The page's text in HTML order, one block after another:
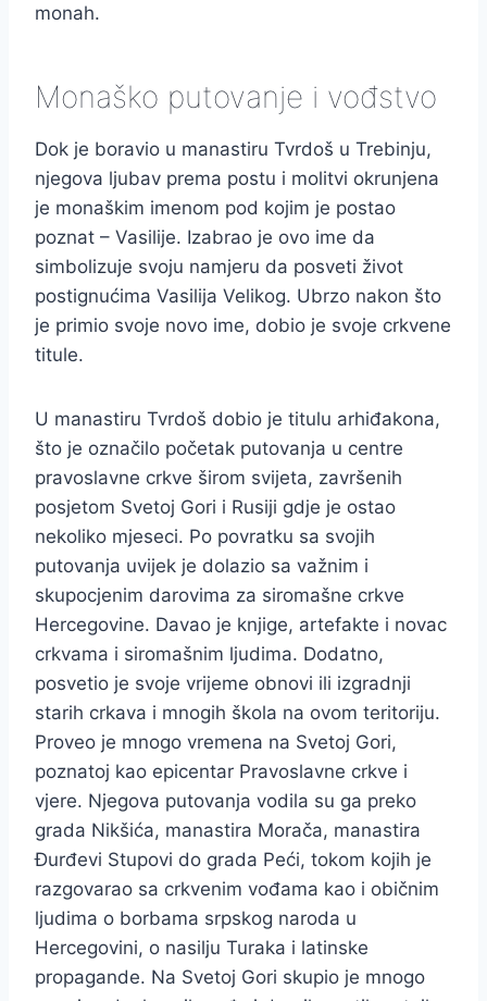
monah.
Monaško putovanje i vođstvo
Dok je boravio u manastiru Tvrdoš u Trebinju,
njegova ljubav prema postu i molitvi okrunjena
je monaškim imenom pod kojim je postao
poznat – Vasilije. Izabrao je ovo ime da
simbolizuje svoju namjeru da posveti život
postignućima Vasilija Velikog. Ubrzo nakon što
je primio svoje novo ime, dobio je svoje crkvene
titule.
U manastiru Tvrdoš dobio je titulu arhiđakona,
što je označilo početak putovanja u centre
pravoslavne crkve širom svijeta, završenih
posjetom Svetoj Gori i Rusiji gdje je ostao
nekoliko mjeseci. Po povratku sa svojih
putovanja uvijek je dolazio sa važnim i
skupocjenim darovima za siromašne crkve
Hercegovine. Davao je knjige, artefakte i novac
crkvama i siromašnim ljudima. Dodatno,
posvetio je svoje vrijeme obnovi ili izgradnji
starih crkava i mnogih škola na ovom teritoriju.
Proveo je mnogo vremena na Svetoj Gori,
poznatoj kao epicentar Pravoslavne crkve i
vjere. Njegova putovanja vodila su ga preko
grada Nikšića, manastira Morača, manastira
Đurđevi Stupovi do grada Peći, tokom kojih je
razgovarao sa crkvenim vođama kao i običnim
ljudima o borbama srpskog naroda u
Hercegovini, o nasilju Turaka i latinske
propagande. Na Svetoj Gori skupio je mnogo